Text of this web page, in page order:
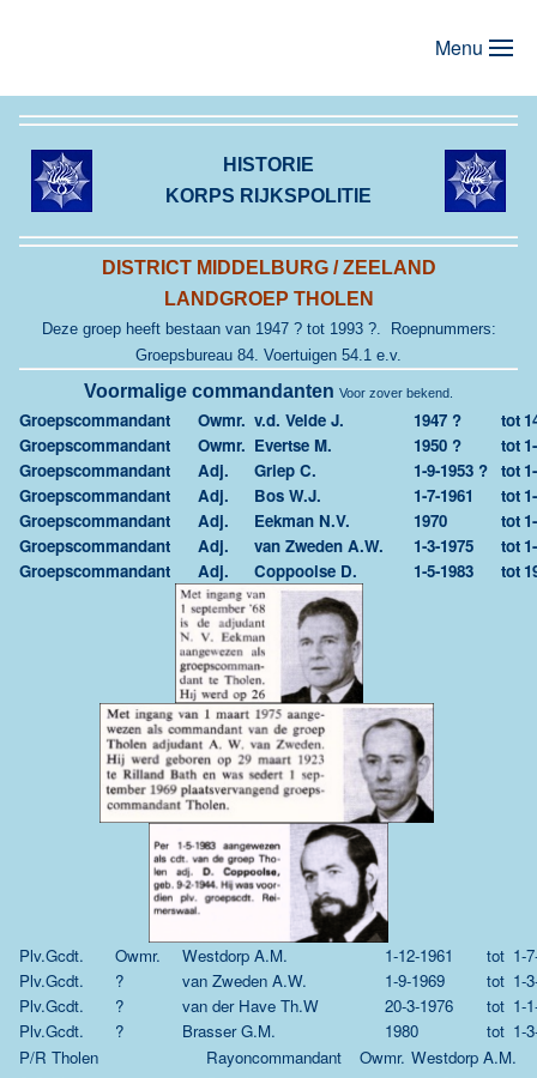
Menu
HISTORIE
KORPS RIJKSPOLITIE
DISTRICT MIDDELBURG / ZEELAND
LANDGROEP THOLEN
Deze groep heeft bestaan van 1947 ? tot 1993 ?. Roepnummers:
Groepsbureau 84. Voertuigen 54.1 e.v.
Voormalige commandanten Voor zover bekend.
Groepscommandant Owmr. v.d. Velde J. 1947 ? tot
Groepscommandant
Owmr. Evertse M. 1950 ? tot
Groepscommandant
Adj. Griep C. 1-9-1953 ? tot
Groepscommandant
Adj. Bos W.J. 1-7-1961 tot
Groepscommandant
Adj. Eekman N.V. 1970 tot
Groepscommandant
Adj. van Zweden A.W. 1-3-1975 tot
Groepscommandant
Adj. Coppoolse D. 1-5-1983 tot
Plv.Gcdt. Owmr. Westdorp A.M. 1-12-1961 tot 1-
Plv.Gcdt.
? van Zweden A.W. 1-9-1969 tot 1-
Plv.Gcdt.
? van der Have Th.W 20-3-1976 tot 1-
Plv.Gcdt.
? Brasser G.M. 1980 tot 1-
P/R Tholen
Rayoncommandant Owmr. Westdorp A.M.